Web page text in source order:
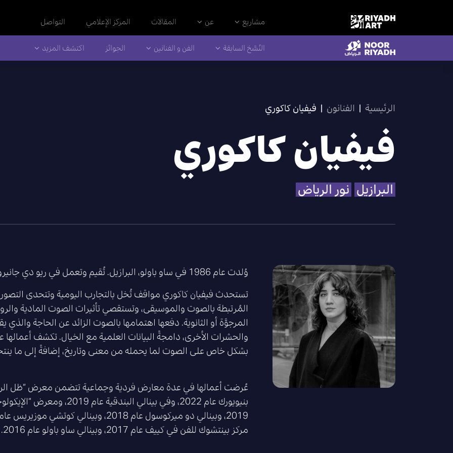
مشاريع عن المقالات المركز الإعلامي التواصل
النُسَّخ السابقة الفن و الفنانين الجوائز اكتشف المزيد
الرئيسية | الفنانون | فيفيان كاكوري
فيفيان كاكوري
البرازيل نور الرياض
وُلدت عام 1986 في ساو باولو، البرازيل. تُقيم وتعمل في ريو دي جانيرو، البرازيل.
تستحدث فيفيان كاكوري مواقف تُخل بالتجارب اليومية وتتحدى
المُرتبطة بالصوت والموسيقى، وتستقصي تأثيرات الصوت المادية
المرجوَّة أو الثانوية. دفعها اهتمامها بالصوت الزائد عن الحاجة
والحشرات الأخرى، دامجةً البيانات العلمية مع الخيال. تكشف
بشكل خاص على الصوت لما يحمله من معنى وتاريخ، إضافةً إلى ما
عُرضت أعمالها في عدة معارض فردية وجماعية تتضمن معرض “ظل
بنيويورك عام 2022، وفي بينالي
مركز بينتشوك للفن في كييف عام 2017، وبينالي ساو باولو عام 2016.